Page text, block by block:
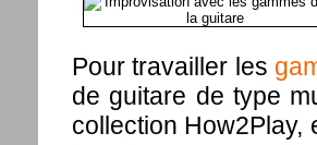
Pour travailler les
de guitare de type
collection How2Play,